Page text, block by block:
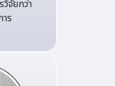
จัยกว่า
ร